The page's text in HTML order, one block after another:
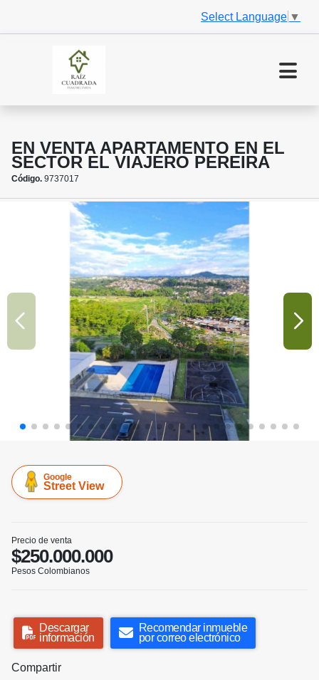
Select Language ▼
EN VENTA APARTAMENTO EN EL
SECTOR EL VIAJERO PEREIRA
Código. 9737017
Google
Street View
Precio de venta
$250.000.000
Pesos Colombianos
Descargar
información
Recomendar inmueble
por correo electrónico
Compartir